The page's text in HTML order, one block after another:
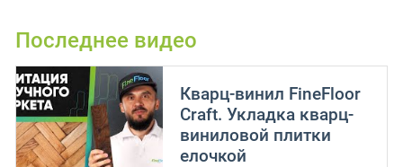
Последнее видео
Кварц-винил FineFloor
Craft. Укладка кварц-
виниловой плитки
елочкой